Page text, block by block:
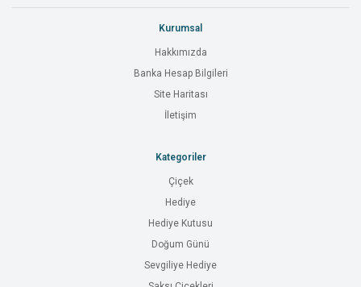
Kurumsal
Hakkımızda
Banka Hesap Bilgileri
Site Haritası
İletişim
Kategoriler
Çiçek
Hediye
Hediye Kutusu
Doğum Günü
Sevgiliye Hediye